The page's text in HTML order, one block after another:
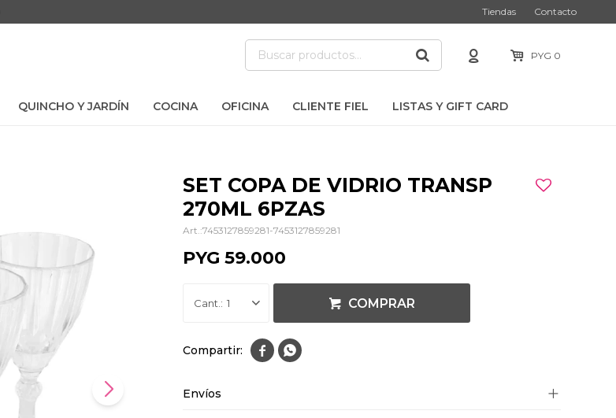
QUINCHO Y JARDÍN COCINA OFICINA CLIENTE FIEL LISTAS Y GIFT CARD
PYG 0
Tiendas Contacto
SET COPA DE VIDRIO TRANSP
270ML 6PZAS
7453127859281-7453127859281
PYG 59.000
1 COMPRAR
 
Envíos